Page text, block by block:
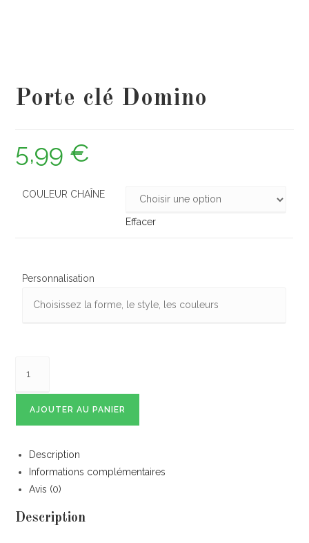
Porte clé Domino
5,99 €
COULEUR CHAÎNE
Effacer
Personnalisation
AJOUTER AU PANIER
Description
Informations complémentaires
Avis (0)
Description